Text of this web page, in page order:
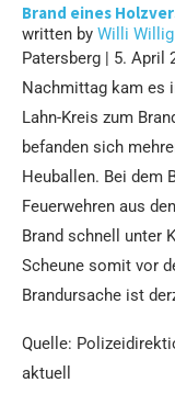
Brand eines
written by Willi Willig
Patersberg | 5. April
Nachmittag kam es
Lahn-Kreis zum
befanden sich
Heuballen. Bei dem
Feuerwehren aus
Brand schnell unter
Scheune somit vor
Brandursache ist
Quelle:
aktuell